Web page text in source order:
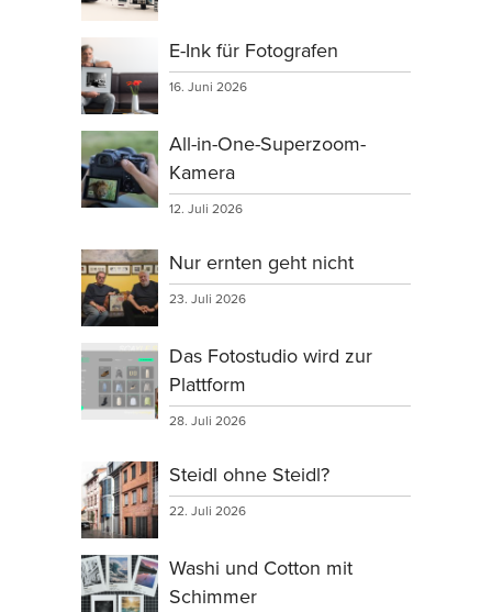
E-Ink für Fotografen
16. Juni 2026
All-in-One-Superzoom-
Kamera
12. Juli 2026
Nur ernten geht nicht
23. Juli 2026
Das Fotostudio wird zur
Plattform
28. Juli 2026
Steidl ohne Steidl?
22. Juli 2026
Washi und Cotton mit
Schimmer